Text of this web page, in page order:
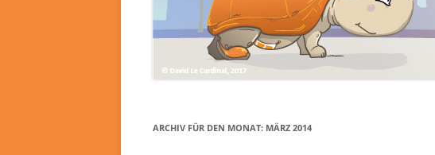
ARCHIV FÜR DEN MONAT: MÄRZ 2014